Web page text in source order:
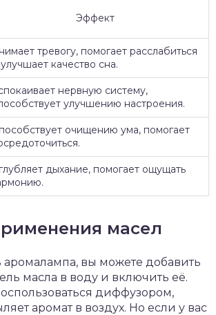
Эффект
тревогу, помогает расслабиться
качество сна.
нервную систему,
улучшению настроения.
очищению ума, помогает
дыхание, помогает ощущать
масел
аромалампа, вы можете добавить
масла в воду и включить её.
диффузором,
аромат в воздух. Но если у вас